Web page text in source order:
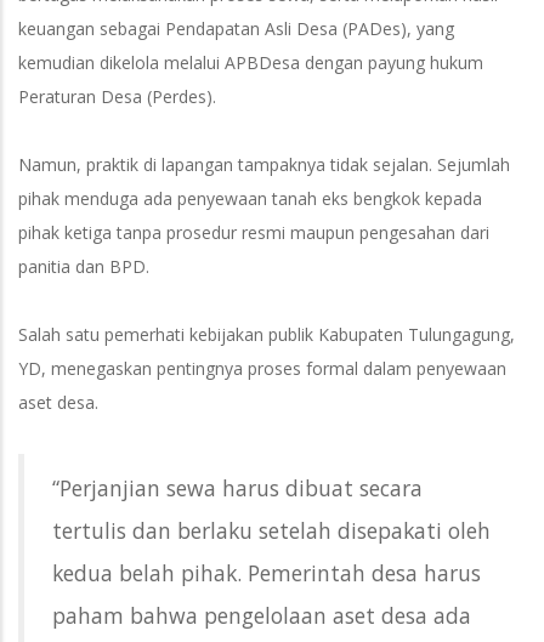
keuangan sebagai Pendapatan Asli Desa (PADes), yang
kemudian dikelola melalui APBDesa dengan payung hukum
Peraturan Desa (Perdes).
Namun, praktik di lapangan tampaknya tidak sejalan. Sejumlah
pihak menduga ada penyewaan tanah eks bengkok kepada
pihak ketiga tanpa prosedur resmi maupun pengesahan dari
panitia dan BPD.
Salah satu pemerhati kebijakan publik Kabupaten Tulungagung,
YD, menegaskan pentingnya proses formal dalam penyewaan
aset desa.
“Perjanjian sewa harus dibuat secara
tertulis dan berlaku setelah disepakati oleh
kedua belah pihak. Pemerintah desa harus
paham bahwa pengelolaan aset desa ada